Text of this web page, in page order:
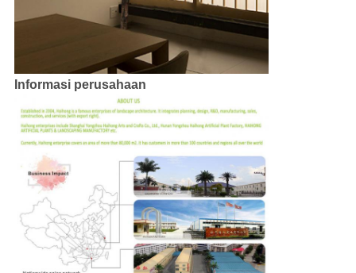
Informasi perusahaan